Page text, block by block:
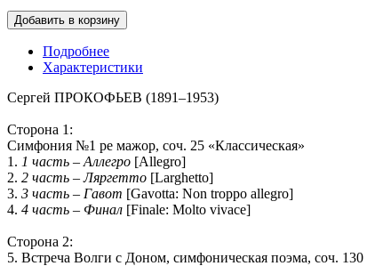
Подробнее
Характеристики
Сергей ПРОКОФЬЕВ (1891–1953)
Сторона 1:
Симфония №1 ре мажор, соч. 25 «Классическая»
1. 1 часть – Аллегро [Allegro]
2. 2 часть – Ляргетто [Larghetto]
3. 3 часть – Гавот [Gavotta: Non troppo allegro]
4. 4 часть – Финал [Finale: Molto vivace]
Сторона 2:
5. Встреча Волги с Доном, симфоническая поэма, соч. 130